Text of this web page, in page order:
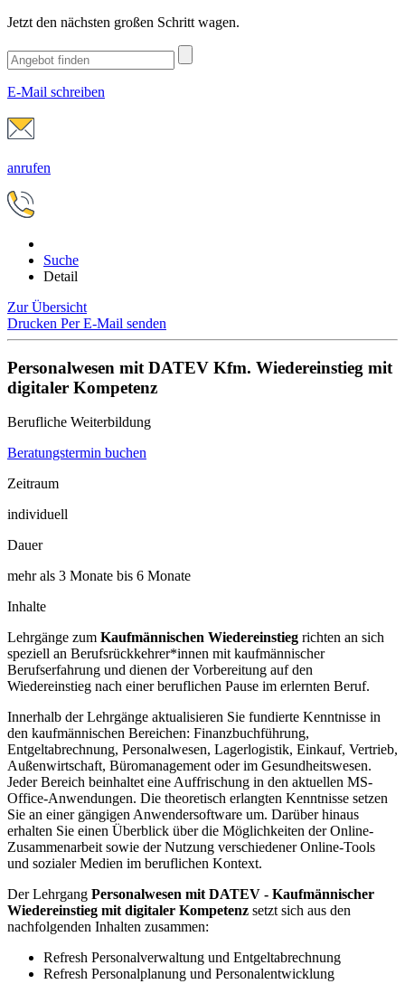
Jetzt den nächsten großen Schritt wagen.
E-Mail schreiben
anrufen
Suche
Detail
Zur Übersicht
Drucken Per E-Mail senden
Personalwesen mit DATEV Kfm. Wiedereinstieg mit
digitaler Kompetenz
Berufliche Weiterbildung
Beratungstermin buchen
Zeitraum
individuell
Dauer
mehr als 3 Monate bis 6 Monate
Inhalte
Lehrgänge zum Kaufmännischen Wiedereinstieg richten an sich
speziell an Berufsrückkehrer*innen mit kaufmännischer
Berufserfahrung und dienen der Vorbereitung auf den
Wiedereinstieg nach einer beruflichen Pause im erlernten Beruf.
Innerhalb der Lehrgänge aktualisieren Sie fundierte Kenntnisse in
den kaufmännischen Bereichen: Finanzbuchführung,
Entgeltabrechnung, Personalwesen, Lagerlogistik, Einkauf, Vertrieb,
Außenwirtschaft, Büromanagement oder im Gesundheitswesen.
Jeder Bereich beinhaltet eine Auffrischung in den aktuellen MS-
Office-Anwendungen. Die theoretisch erlangten Kenntnisse setzen
Sie an einer gängigen Anwendersoftware um. Darüber hinaus
erhalten Sie einen Überblick über die Möglichkeiten der Online-
Zusammenarbeit sowie der Nutzung verschiedener Online-Tools
und sozialer Medien im beruflichen Kontext.
Der Lehrgang Personalwesen mit DATEV - Kaufmännischer
Wiedereinstieg mit digitaler Kompetenz setzt sich aus den
nachfolgenden Inhalten zusammen:
Refresh Personalverwaltung und Entgeltabrechnung
Refresh Personalplanung und Personalentwicklung